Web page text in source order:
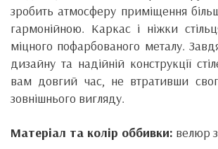
зробить атмосферу приміщення
гармонійною. Каркас і ніжки
міцного пофарбованого металу.
дизайну та надійній конструкції
вам довгий час, не втративши
зовнішнього вигляду.
Матеріал та колір оббивки: велюр